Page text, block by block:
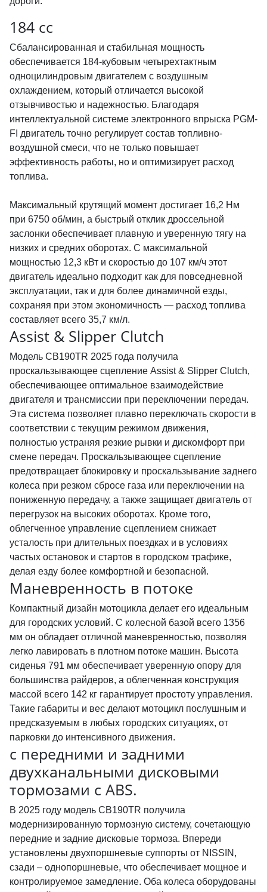
184 сс
Сбалансированная и стабильная мощность
обеспечивается 184-кубовым четырехтактным
одноцилиндровым двигателем с воздушным
охлаждением, который отличается высокой
отзывчивостью и надежностью. Благодаря
интеллектуальной системе электронного впрыска PGM-
FI двигатель точно регулирует состав топливно-
воздушной смеси, что не только повышает
эффективность работы, но и оптимизирует расход
топлива.
Максимальный крутящий момент достигает 16,2 Нм
при 6750 об/мин, а быстрый отклик дроссельной
заслонки обеспечивает плавную и уверенную тягу на
низких и средних оборотах. С максимальной
мощностью 12,3 кВт и скоростью до 107 км/ч этот
двигатель идеально подходит как для повседневной
эксплуатации, так и для более динамичной езды,
сохраняя при этом экономичность — расход топлива
составляет всего 35,7 км/л.
Assist & Slipper Clutch
Модель CB190TR 2025 года получила
проскальзывающее сцепление Assist & Slipper Clutch,
обеспечивающее оптимальное взаимодействие
двигателя и трансмиссии при переключении передач.
Эта система позволяет плавно переключать скорости в
соответствии с текущим режимом движения,
полностью устраняя резкие рывки и дискомфорт при
смене передач. Проскальзывающее сцепление
предотвращает блокировку и проскальзывание заднего
колеса при резком сбросе газа или переключении на
пониженную передачу, а также защищает двигатель от
перегрузок на высоких оборотах. Кроме того,
облегченное управление сцеплением снижает
усталость при длительных поездках и в условиях
частых остановок и стартов в городском трафике,
делая езду более комфортной и безопасной.
Маневренность в потоке
Компактный дизайн мотоцикла делает его идеальным
для городских условий. С колесной базой всего 1356
мм он обладает отличной маневренностью, позволяя
легко лавировать в плотном потоке машин. Высота
сиденья 791 мм обеспечивает уверенную опору для
большинства райдеров, а облегченная конструкция
массой всего 142 кг гарантирует простоту управления.
Такие габариты и вес делают мотоцикл послушным и
предсказуемым в любых городских ситуациях, от
парковки до интенсивного движения.
с передними и задними
двухканальными дисковыми
тормозами с ABS.
В 2025 году модель CB190TR получила
модернизированную тормозную систему, сочетающую
передние и задние дисковые тормоза. Впереди
установлены двухпоршневые суппорты от NISSIN,
сзади – однопоршневые, что обеспечивает мощное и
контролируемое замедление. Оба колеса оборудованы